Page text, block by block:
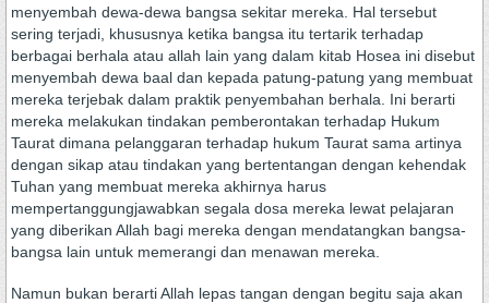
menyembah dewa-dewa bangsa sekitar mereka. Hal tersebut
sering terjadi, khususnya ketika bangsa itu tertarik terhadap
berbagai berhala atau allah lain yang dalam kitab Hosea ini disebut
menyembah dewa baal dan kepada patung-patung yang membuat
mereka terjebak dalam praktik penyembahan berhala. Ini berarti
mereka melakukan tindakan pemberontakan terhadap Hukum
Taurat dimana pelanggaran terhadap hukum Taurat sama artinya
dengan sikap atau tindakan yang bertentangan dengan kehendak
Tuhan yang membuat mereka akhirnya harus
mempertanggungjawabkan segala dosa mereka lewat pelajaran
yang diberikan Allah bagi mereka dengan mendatangkan bangsa-
bangsa lain untuk memerangi dan menawan mereka.
Namun bukan berarti Allah lepas tangan dengan begitu saja akan